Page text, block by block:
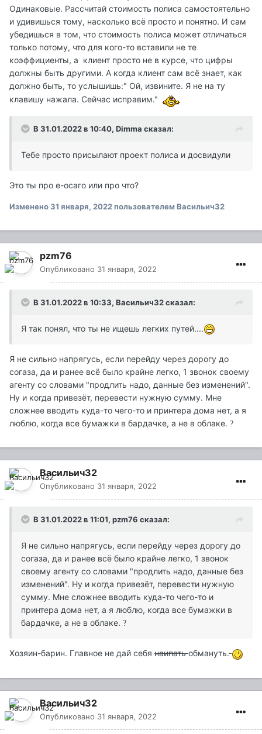
Одинаковые. Рассчитай стоимость полиса самостоятельно
и удивишься тому, насколько всё просто и понятно. И сам
убедишься в том, что стоимость полиса может отличаться
только потому, что для кого-то вставили не те
коэффициенты, а клиент просто не в курсе, что цифры
должны быть другими. А когда клиент сам всё знает, как
должно быть, то услышишь:" Ой, извините. Я не на ту
клавишу нажала. Сейчас исправим."
В 31.01.2022 в 10:40, Dimma сказал:
Тебе просто присылают проект полиса и досвидули
Это ты про е-осаго или про что?
Изменено31 января, 2022пользователем Васильич32
pzm76
Опубликовано 31 января, 2022
В 31.01.2022 в 10:33, Васильич32сказал:
Я так понял, что ты не ищешь легких путей....
Я не сильно напрягусь, если перейду через дорогу до
согаза, да и ранее всё было крайне легко, 1 звонок своему
агенту со словами "продлить надо, данные без изменений".
Ну и когда привезёт, перевести нужную сумму. Мне
сложнее вводить куда-то чего-то и принтера дома нет, а я
люблю, когда все бумажки в бардачке, а не в облаке. ?
Васильич32
Опубликовано 31 января, 2022
В 31.01.2022 в 11:01, pzm76 сказал:
Я не сильно напрягусь, если перейду через дорогу до
согаза, да и ранее всё было крайне легко, 1 звонок
своему агенту со словами "продлить надо, данные без
изменений". Ну и когда привезёт, перевести нужную
сумму. Мне сложнее вводить куда-то чего-то и
принтера дома нет, а я люблю, когда все бумажки в
бардачке, а не в облаке. ?
Хозяин-барин. Главное не дай себя наипатьобмануть.
Васильич32
Опубликовано 31 января, 2022